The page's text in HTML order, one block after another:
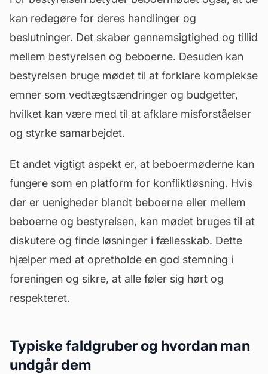
kan redegøre for deres handlinger og
beslutninger. Det skaber gennemsigtighed og tillid
mellem bestyrelsen og beboerne. Desuden kan
bestyrelsen bruge mødet til at forklare komplekse
emner som vedtægtsændringer og budgetter,
hvilket kan være med til at afklare misforståelser
og styrke samarbejdet.
Et andet vigtigt aspekt er, at beboermøderne kan
fungere som en platform for konfliktløsning. Hvis
der er uenigheder blandt beboerne eller mellem
beboerne og bestyrelsen, kan mødet bruges til at
diskutere og finde løsninger i fællesskab. Dette
hjælper med at opretholde en god stemning i
foreningen og sikre, at alle føler sig hørt og
respekteret.
Typiske faldgruber og hvordan man
undgår dem